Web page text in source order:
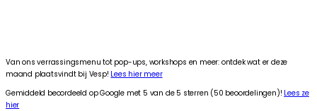
Van ons verrassingsmenu tot pop-ups, workshops en meer: ontdek wat er deze
maand plaatsvindt bij Vesp! Lees hier meer
Gemiddeld beoordeeld op Google met 5 van de 5 sterren (50 beoordelingen)! Lees ze
hier